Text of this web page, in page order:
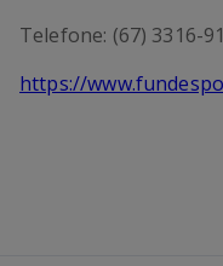
Telefone: (67) 3316-
https://